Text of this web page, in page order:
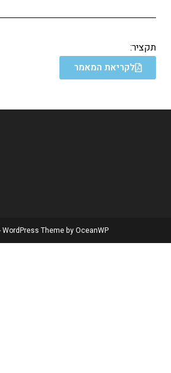
תקציר:
לקריאת המאמר
WordPress Theme by OceanWP